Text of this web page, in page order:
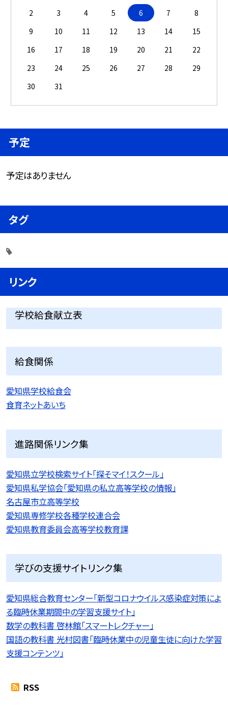
2
3 4 5 6 7
8
9
10 11 12 13 14
15
16
17 18 19 20 21
22
23
24 25 26 27 28
29
30
31
予定
予定はありません
タグ
リンク
学校給食献立表
給食関係
愛知県学校給食会
食育ネットあいち
進路関係リンク集
愛知県立学校検索サイト「探そマイ！スクール」
愛知県私学協会「愛知県の私立高等学校の情報」
名古屋市立高等学校
愛知県専修学校各種学校連合会
愛知県教育委員会高等学校教育課
学びの支援サイトリンク集
愛知県総合教育センター「新型コロナウイルス感染症対策によ
る臨時休業期間中の学習支援サイト」
数学の教科書 啓林館「スマートレクチャー」
国語の教科書 光村図書「臨時休業中の児童生徒に向けた学習
支援コンテンツ」
RSS